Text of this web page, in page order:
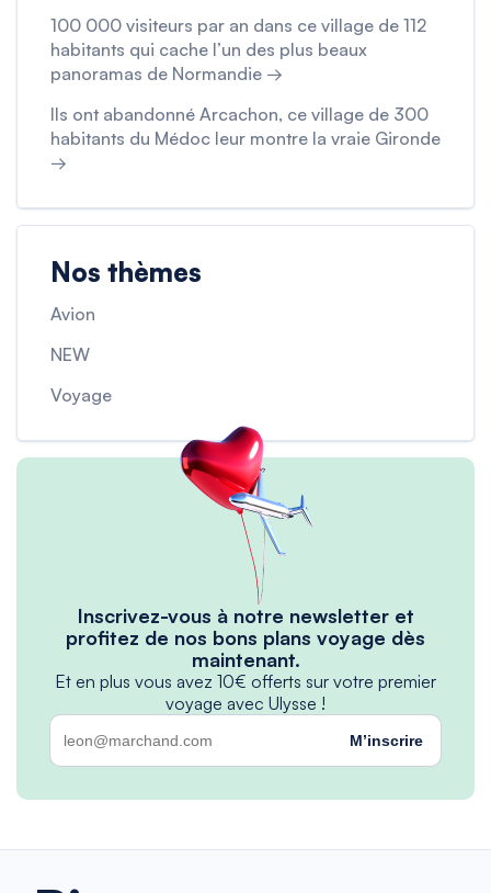
100 000 visiteurs par an dans ce village de 112
habitants qui cache l’un des plus beaux
panoramas de Normandie →
Ils ont abandonné Arcachon, ce village de 300
habitants du Médoc leur montre la vraie Gironde
→
Nos thèmes
Avion
NEW
Voyage
Inscrivez-vous à notre newsletter et
profitez de nos bons plans voyage dès
maintenant.
Et en plus vous avez 10€ offerts sur votre premier
voyage avec Ulysse !
M’inscrire